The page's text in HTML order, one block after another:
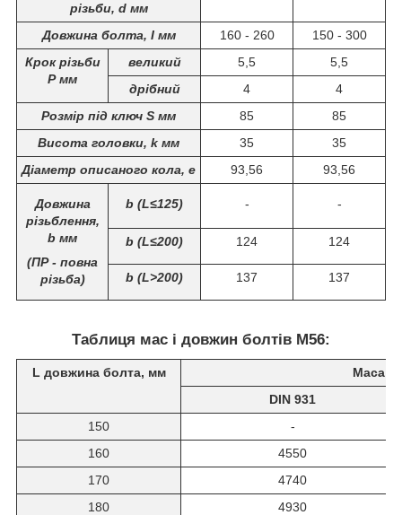
різьби, d мм
Довжина болта, I мм 160 - 260
150 - 300
Крок різьби
Р мм
великий 5,5
5,5
дрібний
4
4
Розмір під ключ S мм
85
85
Висота головки, k мм
35
35
Діаметр описаного кола, е
93,56 93,56
Довжина
різьблення,
b мм
(ПР - повна
різьба)
b (L≤125) - -
b (L≤200) 124 124
b (L>200) 137 137
Таблиця мас і довжин болтів М56:
L довжина болта, мм
Маса
DIN 931
150
-
160
4550
170
4740
180
4930